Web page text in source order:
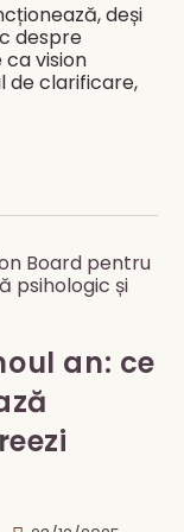
deși
despre
vision
de clarificare,
an: ce